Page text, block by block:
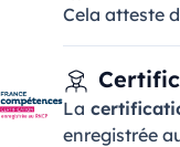
Cela atteste
La
enregistrée